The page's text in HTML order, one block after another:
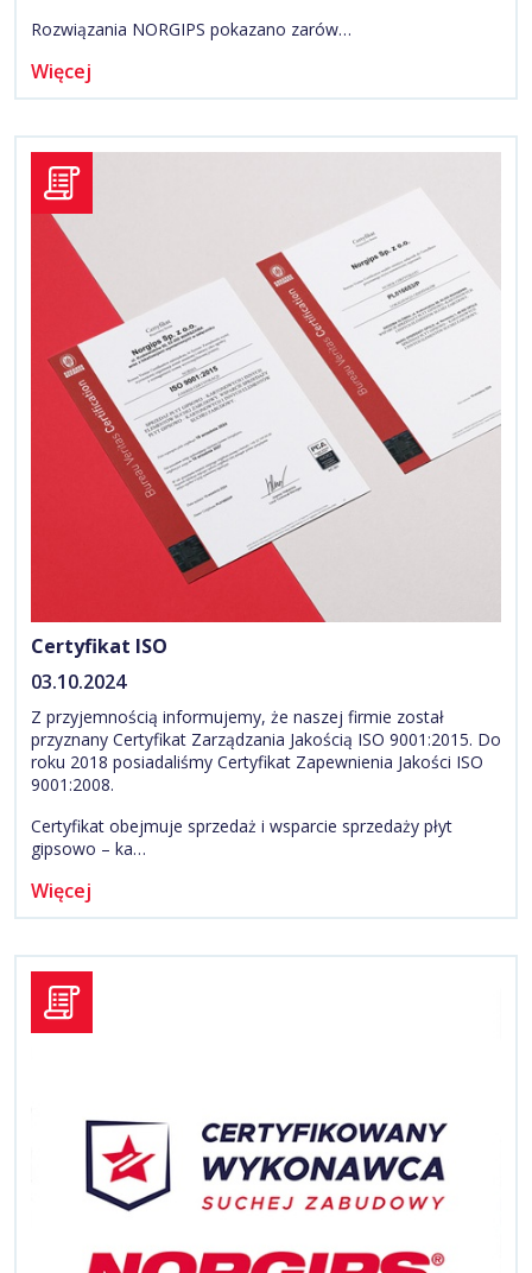
Rozwiązania NORGIPS pokazano zarów…
Więcej
Certyfikat ISO
03.10.2024
Z przyjemnością informujemy, że naszej firmie został
przyznany Certyfikat Zarządzania Jakością ISO 9001:2015. Do
roku 2018 posiadaliśmy Certyfikat Zapewnienia Jakości ISO
9001:2008.
Certyfikat obejmuje sprzedaż i wsparcie sprzedaży płyt
gipsowo – ka…
Więcej